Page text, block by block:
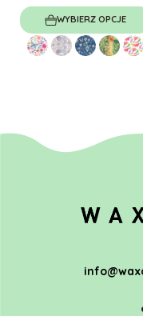
WYBIERZ OPCJE